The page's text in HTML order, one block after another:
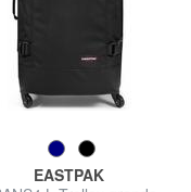
EASTPAK